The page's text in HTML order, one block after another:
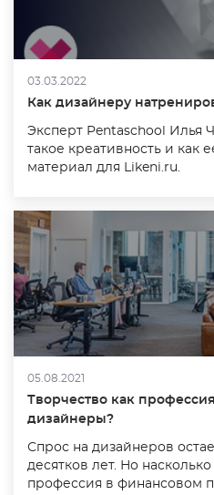
03.03.2022
Как дизайнеру
Эксперт Pentaschool Илья
такое креативность и как
материал для Likeni.ru.
05.08.2021
Творчество как
дизайнеры?
Спрос на дизайнеров
десятков лет. Но
профессия в финансовом